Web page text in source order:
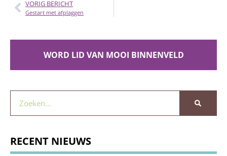
VORIG BERICHT
Gestart met afplaggen
WORD LID VAN MOOI BINNENVELD
RECENT NIEUWS